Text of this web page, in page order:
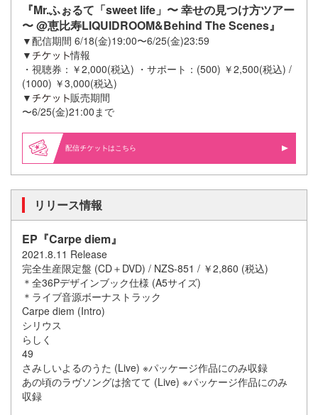
『Mr.ふぉるて「sweet life」〜 幸せの見つけ方ツアー
〜 @恵比寿LIQUIDROOM&Behind The Scenes』
▼配信期間 6/18(金)19:00〜6/25(金)23:59
▼
情報
・視聴券：￥2,000(税込) ・サポート：(500) ￥2,500(税込) /
(1000) ￥3,000(税込)
▼
販売期間
〜6/25(金)21:00まで
配信 はこちら
リリース情報
EP『Carpe diem』
2021.8.11 Release
完全生産限定盤 (CD＋DVD) / NZS-851 / ￥2,860 (税込)
＊全36Pデザインブック仕様 (A5サイズ)
＊ライブ音源ボーナストラック
Carpe diem (Intro)
シリウス
らしく
49
さみしいよるのうた (Live) ※パッケージ作品にのみ収録
あの頃のラヴソングは捨てて (Live) ※パッケージ作品にのみ
収録